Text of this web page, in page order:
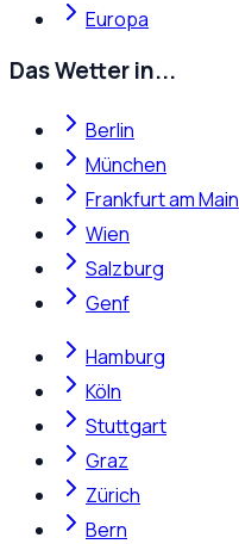
Europa
Das Wetter in...
Berlin
München
Frankfurt am Main
Wien
Salzburg
Genf
Hamburg
Köln
Stuttgart
Graz
Zürich
Bern